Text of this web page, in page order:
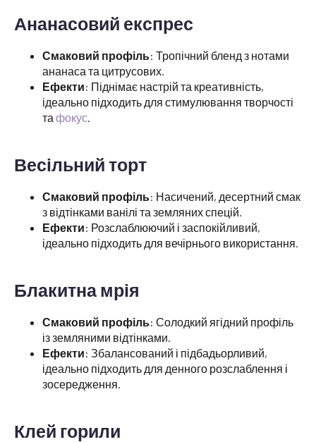
Ананасовий експрес
Смаковий профіль: Тропічний бленд з нотами
ананаса та цитрусових.
Ефекти: Піднімає настрій та креативність,
ідеально підходить для стимулювання творчості
та фокус.
Весільний торт
Смаковий профіль: Насичений, десертний смак
з відтінками ванілі та земляних спецій.
Ефекти: Розслаблюючий і заспокійливий,
ідеально підходить для вечірнього використання.
Блакитна мрія
Смаковий профіль: Солодкий ягідний профіль
із земляними відтінками.
Ефекти: Збалансований і підбадьорливий,
ідеально підходить для денного розслаблення і
зосередження.
Клей горили